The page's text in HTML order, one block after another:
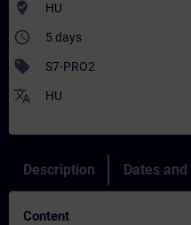
where_to_vote HU
access_time 5 days
sell S7-PRO2
translate HU
Description Dates
Content